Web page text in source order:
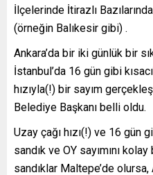
İlçelerinde İtirazlı
(örneğin Balıkesir gibi) .
Ankara’da bir iki günlük bir
İstanbul’da 16 gün gibi
hızıyla(!) bir sayım
Belediye Başkanı belli oldu.
Uzay çağı hızı(!) ve 16 gün
sandık ve OY sayımını
sandıklar Maltepe’de